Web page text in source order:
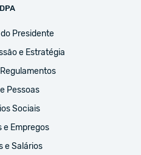
Presidente
e Estratégia
Pessoas
Sociais
e Empregos
e Salários